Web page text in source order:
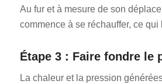
Au fur et à mesure de son
commence à se réchauffer, ce qui
Étape 3 : Faire fondre le
La chaleur et la pression